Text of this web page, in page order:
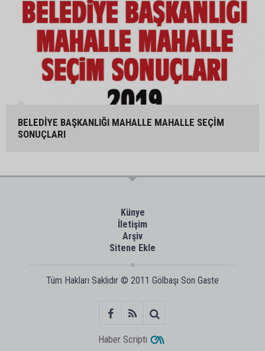
BELEDİYE BAŞKANLIĞI MAHALLE MAHALLE SEÇİM
SONUÇLARI
Künye
İletişim
Arşiv
Sitene Ekle
Tüm Hakları Saklıdır © 2011 Gölbaşı Son Gaste
Haber Scripti